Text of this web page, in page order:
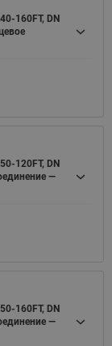
160FT, DN
120FT, DN
—
160FT, DN
—